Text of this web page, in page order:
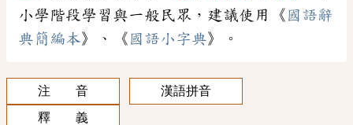
小學階段學習與一般民眾，建議使用《 國語辭
典簡編本》、《 國語小字典》。
注 音
漢語拼音
釋 義